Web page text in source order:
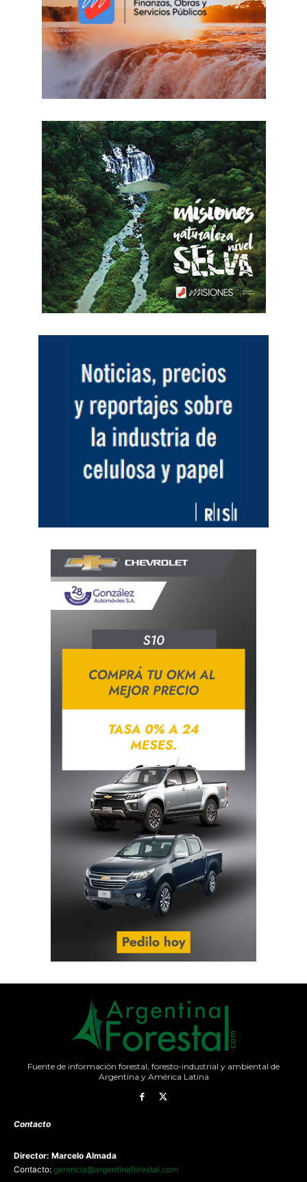
Fuente de información forestal, foresto-industrial y ambiental de
Argentina y América Latina
Contacto
Director: Marcelo Almada
Contacto: gerencia@argentinaforestal.com